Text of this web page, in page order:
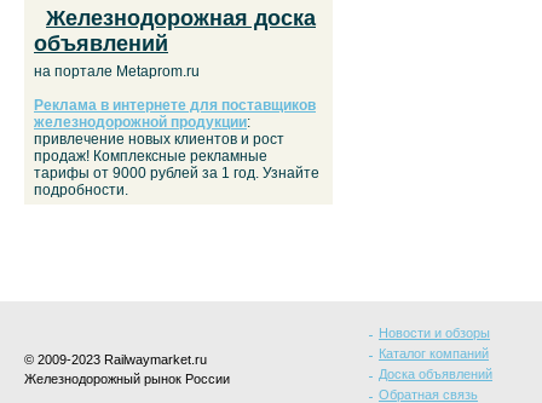
Железнодорожная доска
объявлений
на портале Metaprom.ru
Реклама в интернете для поставщиков
железнодорожной продукции:
привлечение новых клиентов и рост
продаж! Комплексные рекламные
тарифы от 9000 рублей за 1 год. Узнайте
подробности.
© 2009-2023 Railwaymarket.ru
Железнодорожный рынок России
Новости и обзоры
Каталог компаний
Доска объявлений
Обратная связь